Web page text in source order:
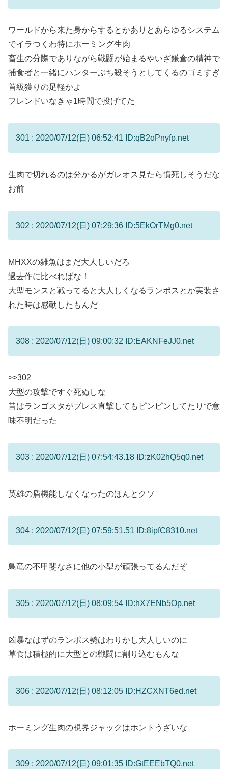
ワールドから来た身からするとかありとあらゆるシステム
でイラつくわ特にホーミング生肉
畜生の分際でありながら戦闘が始まるやいざ鎌倉の精神で
捕食者と一緒にハンターぶち殺そうとしてくるのゴミすぎ
首級獲りの足軽かよ
フレンドいなきゃ1時間で投げてた
301 : 2020/07/12(日) 06:52:41 ID:qB2oPnyfp.net
生肉で切れるのは分かるがガレオス見たら憤死しそうだな
お前
302 : 2020/07/12(日) 07:29:36 ID:5EkOrTMg0.net
MHXXの雑魚はまだ大人しいだろ
過去作に比べればな！
大型モンスと戦ってると大人しくなるランポスとか実装さ
れた時は感動したもんだ
308 : 2020/07/12(日) 09:00:32 ID:EAKNFeJJ0.net
>>302
大型の攻撃ですぐ死ぬしな
昔はランゴスタがブレス直撃してもピンピンしてたりで意
味不明だった
303 : 2020/07/12(日) 07:54:43.18 ID:zK02hQ5q0.net
英雄の盾機能しなくなったのほんとクソ
304 : 2020/07/12(日) 07:59:51.51 ID:8ipfC8310.net
鳥竜の不甲斐なさに他の小型が頑張ってるんだぞ
305 : 2020/07/12(日) 08:09:54 ID:hX7ENb5Op.net
凶暴なはずのランポス勢はわりかし大人しいのに
草食は積極的に大型との戦闘に割り込むもんな
306 : 2020/07/12(日) 08:12:05 ID:HZCXNT6ed.net
ホーミング生肉の視界ジャックはホントうざいな
309 : 2020/07/12(日) 09:01:35 ID:GtEEEbTQ0.net